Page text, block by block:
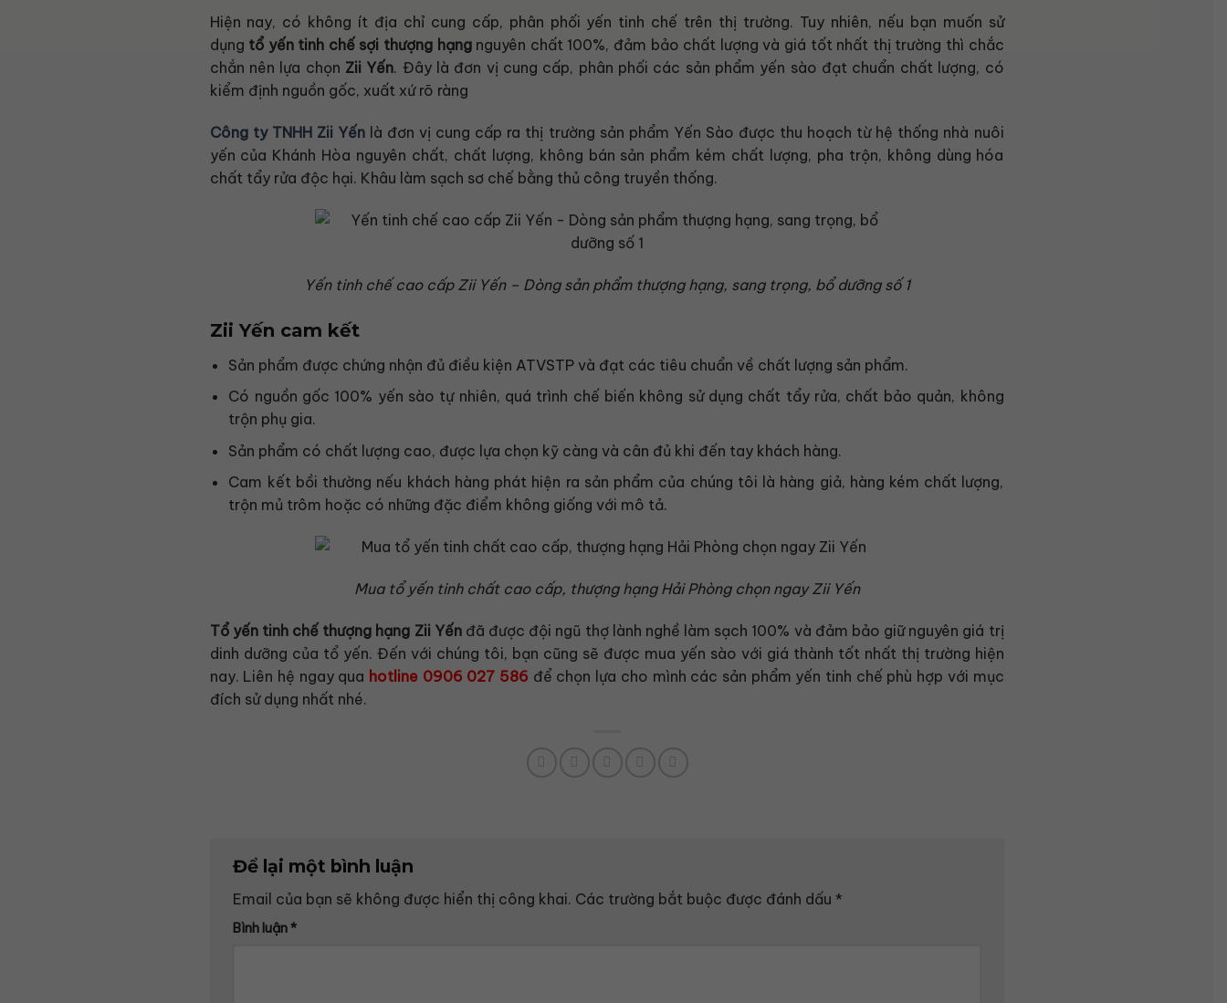
Hiện nay, có không ít địa chỉ cung cấp, phân phối yến tinh chế trên thị trường. Tuy nhiên, nếu bạn muốn sử
dụng tổ yến tinh chế sợi thượng hạngnguyên chất 100%, đảm bảo chất lượng và giá tốt nhất thị trường thì chắc
chắn nên lựa chọn Zii Yến. Đây là đơn vị cung cấp, phân phối các sản phẩm yến sào đạt chuẩn chất lượng, có
kiểm định nguồn gốc, xuất xứ rõ ràng
Công ty TNHH Zii Yếnlà đơn vị cung cấp ra thị trường sản phẩm Yến Sào được thu hoạch từ hệ thống nhà nuôi
yến của Khánh Hòa nguyên chất, chất lượng, không bán sản phẩm kém chất lượng, pha trộn, không dùng hóa
chất tẩy rửa độc hại. Khâu làm sạch sơ chế bằng thủ công truyền thống.
Yến tinh chế cao cấp Zii Yến – Dòng sản phẩm thượng hạng, sang trọng, bổ dưỡng số 1
Zii Yến cam kết
Sản phẩm được chứng nhận đủ điều kiện ATVSTP và đạt các tiêu chuẩn về chất lượng sản phẩm.
Có nguồn gốc 100% yến sào tự nhiên, quá trình chế biến không sử dụng chất tẩy rửa, chất bảo quản, không
trộn phụ gia.
Sản phẩm có chất lượng cao, được lựa chọn kỹ càng và cân đủ khi đến tay khách hàng.
Cam kết bồi thường nếu khách hàng phát hiện ra sản phẩm của chúng tôi là hàng giả, hàng kém chất lượng,
trộn mủ trôm hoặc có những đặc điểm không giống với mô tả.
Mua tổ yến tinh chất cao cấp, thượng hạng Hải Phòng chọn ngay Zii Yến
Tổ yến tinh chế thượng hạng Zii Yến đã được đội ngũ thợ lành nghề làm sạch 100% và đảm bảo giữ nguyên giá trị
dinh dưỡng của tổ yến. Đến với chúng tôi, bạn cũng sẽ được mua yến sào với giá thành tốt nhất thị trường hiện
nay. Liên hệ ngay qua hotline 0906 027 586 để chọn lựa cho mình các sản phẩm yến tinh chế phù hợp với mục
đích sử dụng nhất nhé.
Để lại một bình luận
Email của bạn sẽ không được hiển thị công khai. Các trường bắt buộc được đánh dấu *
Bình luận*